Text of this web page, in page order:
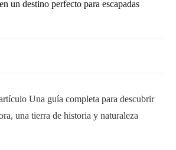
un destino perfecto para escapadas